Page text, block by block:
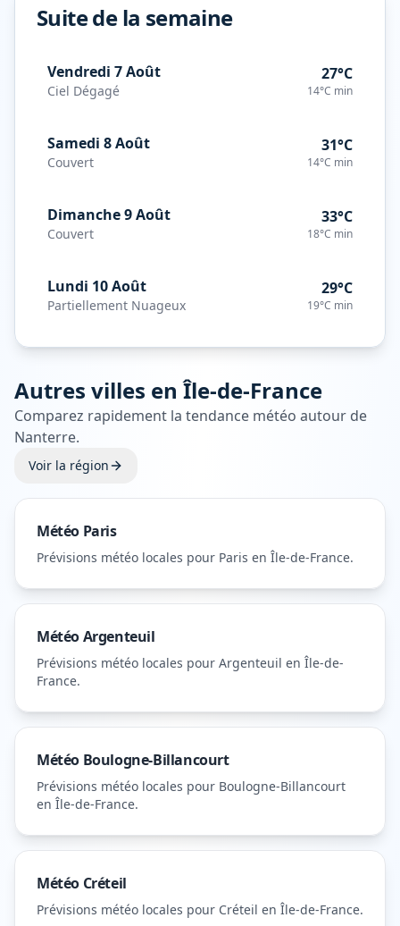
Suite de la semaine
Vendredi 7 Août
Ciel Dégagé
27°C
14°C min
Samedi 8 Août
Couvert
31°C
14°C min
Dimanche 9 Août
Couvert
33°C
18°C min
Lundi 10 Août
Partiellement Nuageux
29°C
19°C min
Autres villes enÎle-de-France
Comparez rapidement la tendance météo autour de
Nanterre.
Voir la région
Météo Paris
Prévisions météo locales pour Paris en Île-de-France.
MétéoArgenteuil
Prévisions météo locales pour Argenteuil en Île-de-
France.
Météo Boulogne-Billancourt
Prévisions météo locales pour Boulogne-Billancourt
en Île-de-France.
Météo Créteil
Prévisions météo locales pour Créteil en Île-de-France.